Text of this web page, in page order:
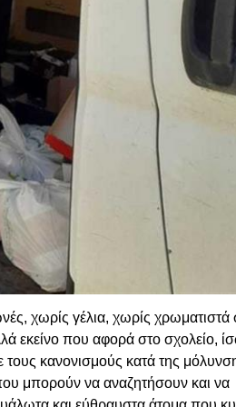
χωρίς γέλια, χωρίς χρωματιστά
εκείνο που αφορά στο σχολείο,
κανονισμούς κατά της
μπορούν να αναζητήσουν και να